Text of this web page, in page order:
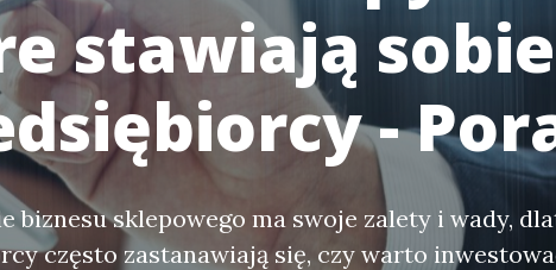
stawiają sobie
-
biznesu sklepowego ma swoje zalety i wady,
często zastanawiają się, czy warto